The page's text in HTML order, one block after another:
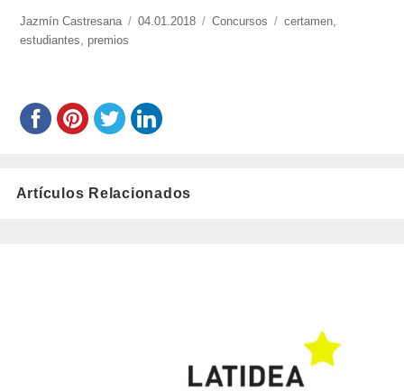
https://www.experimenta.es/author/jazmin-
castresana/
Jazmín Castresana
Publicado
04.01.2018 Categorías
Concursos Etiquetas
certamen
estudiantes
premios
Artículos Relacionados